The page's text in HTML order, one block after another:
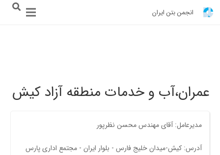
انجمن بتن ایران
عمران،آب و خدمات منطقه آزاد کیش
مدیرعامل: آقای مهندس محسن نظرپور
آدرس: کیش-میدان خلیج فارس - بلوار ایران - مجتمع اداری پارس